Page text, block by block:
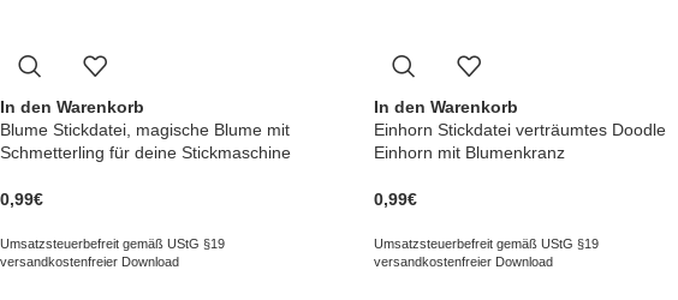
In den Warenkorb
Blume Stickdatei, magische Blume mit
Schmetterling für deine Stickmaschine
0,99€
Umsatzsteuerbefreit gemäß UStG §19
versandkostenfreier Download
In den Warenkorb
Einhorn Stickdatei verträumtes Doodle
Einhorn mit Blumenkranz
0,99€
Umsatzsteuerbefreit gemäß UStG §19
versandkostenfreier Download